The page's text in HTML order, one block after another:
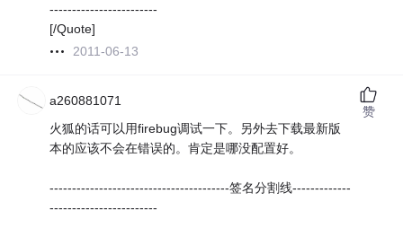
------------------------
[/Quote]
2011-06-13
a260881071
火狐的话可以用firebug调试一下。另外去下载最新版
本的应该不会在错误的。肯定是哪没配置好。
----------------------------------------签名分割线-------------
------------------------
赞